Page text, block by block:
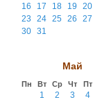
16
17 18 19 20
23
24 25 26 27
30 31
Май
Пн Вт Ср Чт Пт
1 2 3 4